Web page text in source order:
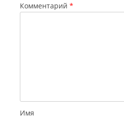
Комментарий *
Имя